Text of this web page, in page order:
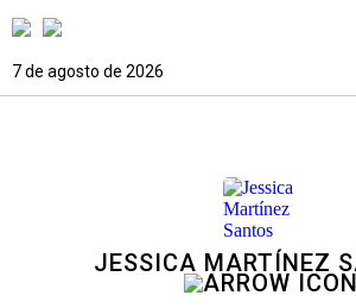
7 de agosto de 2026
JESSICA MARTÍNEZ